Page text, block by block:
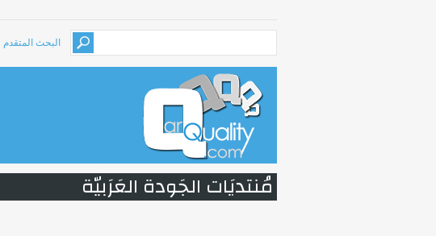
البحث المتقدم
مُنتديَات الجَودة العَرَبيّة